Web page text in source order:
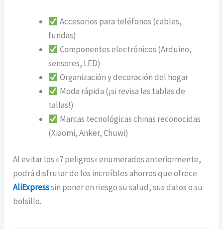
Accesorios para teléfonos (cables,
fundas)
Componentes electrónicos (Arduino,
sensores, LED)
Organización y decoración del hogar
Moda rápida (¡si revisa las tablas de
tallas!)
Marcas tecnológicas chinas reconocidas
(Xiaomi, Anker, Chuwi)
Al evitar los «7 peligros» enumerados anteriormente,
podrá disfrutar de los increíbles ahorros que ofrece
AliExpresssin poner en riesgo su salud, sus datos o su
bolsillo.